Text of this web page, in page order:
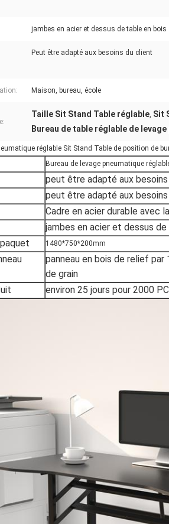
jambes en acier et dessus de table en bois
Peut être adapté aux besoins du client
Maison, bureau, école
Taille Sit Stand Table réglable, Sit
Bureau de table réglable de
réglable Sit Stand Table de position de
Bureau de levage pneumatique
peut être adapté aux
peut être adapté aux
Cadre en acier durable avec
jambes en acier et dessus
1480*750*200mm
panneau en bois de relief
de grain
environ 25 jours pour 2000